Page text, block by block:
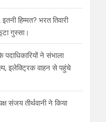
हिम्मत? भरत तिवारी
गुस्सा।
ने संभाला
इलेक्ट्रिक वाहन से पहुंचे
संजय तीर्थवानी ने किया